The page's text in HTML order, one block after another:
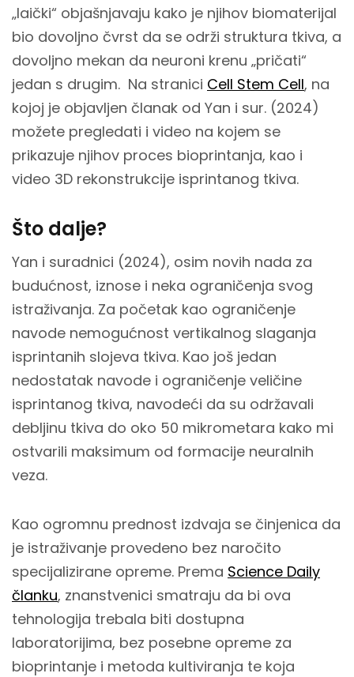
„laički“ objašnjavaju kako je njihov biomaterijal
bio dovoljno čvrst da se održi struktura tkiva, a
dovoljno mekan da neuroni krenu „pričati“
jedan s drugim. Na stranici Cell Stem Cell, na
kojoj je objavljen članak od Yan i sur. (2024)
možete pregledati i video na kojem se
prikazuje njihov proces bioprintanja, kao i
video 3D rekonstrukcije isprintanog tkiva.
Što dalje?
Yan i suradnici (2024), osim novih nada za
budućnost, iznose i neka ograničenja svog
istraživanja. Za početak kao ograničenje
navode nemogućnost vertikalnog slaganja
isprintanih slojeva tkiva. Kao još jedan
nedostatak navode i ograničenje veličine
isprintanog tkiva, navodeći da su održavali
debljinu tkiva do oko 50 mikrometara kako mi
ostvarili maksimum od formacije neuralnih
veza.
Kao ogromnu prednost izdvaja se činjenica da
je istraživanje provedeno bez naročito
specijalizirane opreme. Prema Science Daily
članku, znanstvenici smatraju da bi ova
tehnologija trebala biti dostupna
laboratorijima, bez posebne opreme za
bioprintanje i metoda kultiviranja te koja